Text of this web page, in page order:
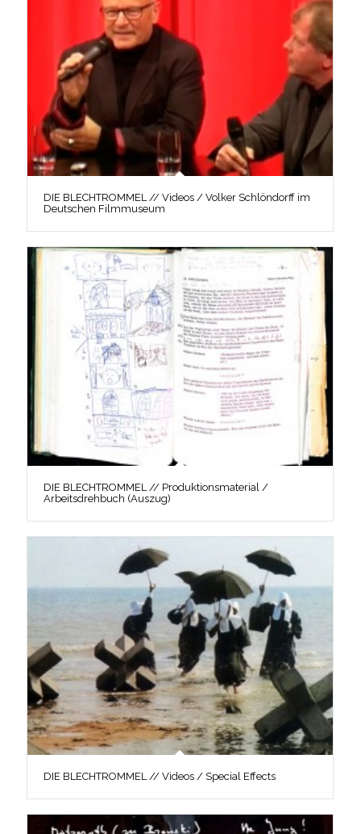
DIE BLECHTROMMEL // Videos / Volker Schlöndorff im
Deutschen Filmmuseum
DIE BLECHTROMMEL // Produktionsmaterial /
Arbeitsdrehbuch (Auszug)
DIE BLECHTROMMEL // Videos / Special Effects